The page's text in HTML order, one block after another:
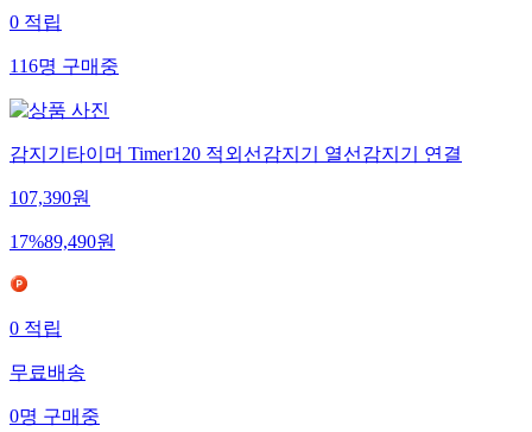
0적립
116명구매중
감지기타이머 Timer120 적외선감지기 열선감지기 연결
107,390원
17%89,490원
0적립
무료배송
0명구매중